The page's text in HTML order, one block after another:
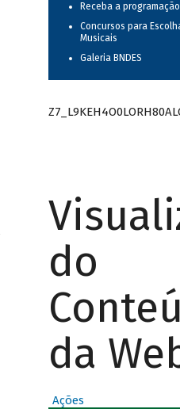
Receba a programação
Concursos para
Musicais
Galeria BNDES
do
da
Ações